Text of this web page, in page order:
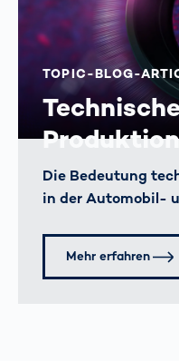
TOPIC-BLOG-
Die Bedeutung
in der Automobil-
Mehr erfahren